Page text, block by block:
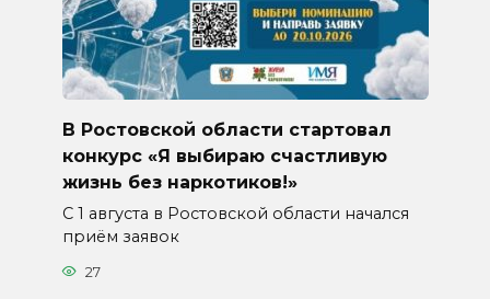
В Ростовской области стартовал
конкурс «Я выбираю счастливую
жизнь без наркотиков!»
С 1 августа в Ростовской области начался
приём заявок
27